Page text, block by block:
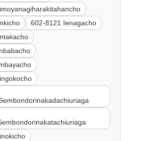
602-8121 Ienagacho